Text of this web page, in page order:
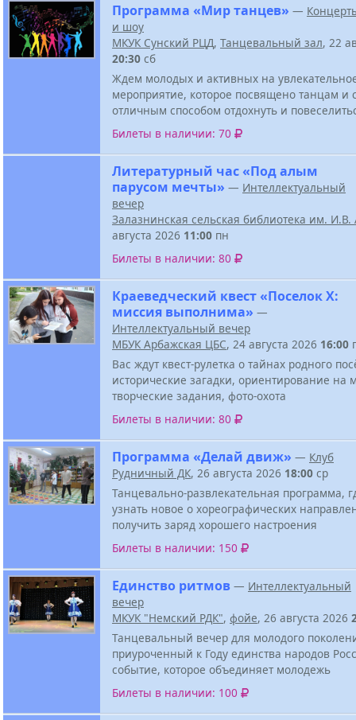
Программа «Мир танцев» —
и шоу
МКУК Сунский РЦД, Танцевальный зал, 22
20:30 сб
Ждем молодых и активных на
мероприятие, которое посвящено танцам и
отличным способом отдохнуть и
Билеты в наличии: 70
Литературный час «Под алым
парусом мечты» — Интеллектуальный
вечер
Залазнинская сельская библиотека им.
августа 2026 11:00 пн
Билеты в наличии: 80
Краеведческий квест «Поселок Х:
миссия выполнима» —
Интеллектуальный вечер
МБУК Арбажская ЦБС, 24 августа 2026 16:00
Вас ждут квест-рулетка о тайнах родного
исторические загадки, ориентирование на
творческие задания, фото-охота
Билеты в наличии: 80
Программа «Делай движ» — Клуб
Рудничный ДК, 26 августа 2026 18:00 ср
Танцевально-развлекательная программа,
узнать новое о хореографических
получить заряд хорошего настроения
Билеты в наличии: 150
Единство ритмов — Интеллектуальный
вечер
МКУК "Немский РДК", фойе, 26 августа 2026
Танцевальный вечер для молодого
приуроченный к Году единства народов
событие, которое объединяет молодежь
Билеты в наличии: 100